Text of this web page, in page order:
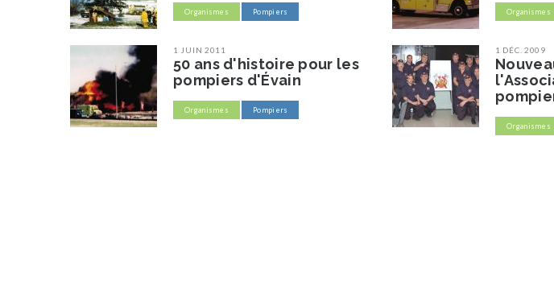
Organismes Pompiers Organismes
1 JUIN 2011
50 ans d'histoire pour les
pompiers d'Évain
Organismes Pompiers
1 DÉC. 2009
Organismes